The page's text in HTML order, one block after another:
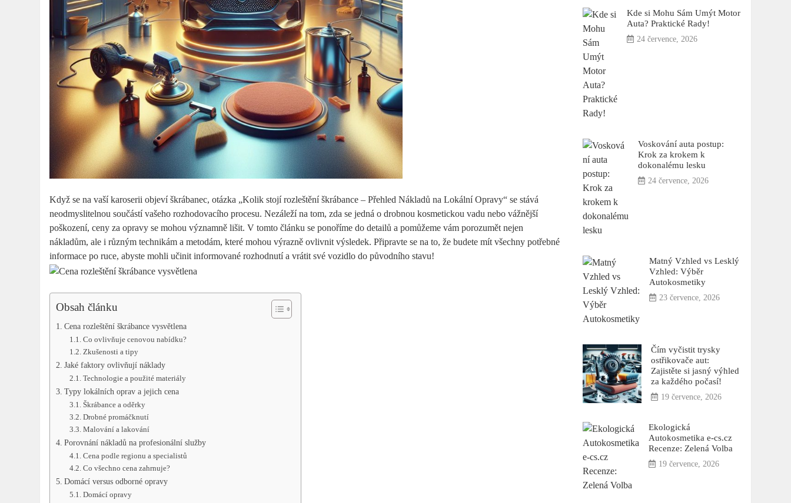
Když se na vaší karoserii objeví škrábanec, otázka „Kolik stojí rozleštění škrábance – Přehled Nákladů na Lokální Opravy“ se stává
neodmyslitelnou součástí vašeho rozhodovacího procesu. Nezáleží na tom, zda se jedná o drobnou kosmetickou vadu nebo vážnější
poškození, ceny za opravy se mohou významně lišit. V tomto článku se ponoříme do detailů a pomůžeme vám porozumět nejen
nákladům, ale i různým technikám a metodám, které mohou výrazně ovlivnit výsledek. Připravte se na to, že budete mít všechny potřebné
informace po ruce, abyste mohli učinit informované rozhodnutí a vrátit své vozidlo do původního stavu!
Obsah článku
Cena rozleštění škrábance vysvětlena
Co ovlivňuje cenovou nabídku?
Zkušenosti a tipy
Jaké faktory ovlivňují náklady
Technologie a použité materiály
Typy lokálních oprav a jejich cena
Škrábance a oděrky
Drobné promáčknutí
Malování a lakování
Porovnání nákladů na profesionální služby
Cena podle regionu a specialistů
Co všechno cena zahrnuje?
Domácí versus odborné opravy
Domácí opravy
Kde si Mohu Sám Umýt Motor
Auta? Praktické Rady!
24 července, 2026
Voskování auta postup:
Krok za krokem k
dokonalému lesku
24 července, 2026
Matný Vzhled vs Lesklý
Vzhled: Výběr
Autokosmetiky
23 července, 2026
Čím vyčistit trysky
ostřikovače aut:
Zajistěte si jasný výhled
za každého počasí!
19 července, 2026
Ekologická
Autokosmetika e-cs.cz
Recenze: Zelená Volba
19 července, 2026